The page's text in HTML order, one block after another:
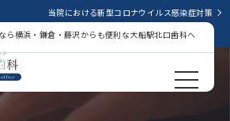
当院における新型コロナウイルス感染症対策
ら横浜・鎌倉・藤沢からも便利な大船駅北口歯科へ